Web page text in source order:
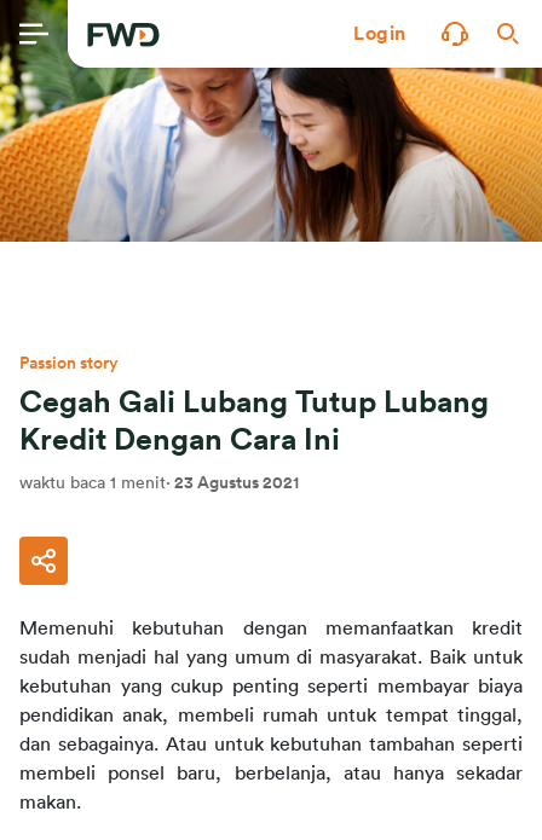
Login
Passion story
Cegah Gali Lubang Tutup Lubang
Kredit Dengan Cara Ini
waktu baca 1 menit· 23 Agustus 2021
Memenuhi kebutuhan dengan memanfaatkan kredit
sudah menjadi hal yang umum di masyarakat. Baik untuk
kebutuhan yang cukup penting seperti membayar biaya
pendidikan anak, membeli rumah untuk tempat tinggal,
dan sebagainya. Atau untuk kebutuhan tambahan seperti
membeli ponsel baru, berbelanja, atau hanya sekadar
makan.